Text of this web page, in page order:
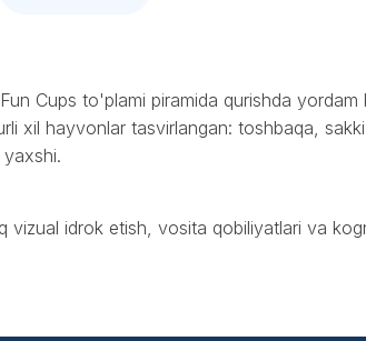
Cups to'plami piramida qurishda
xil hayvonlar tasvirlangan: toshbaqa,
vizual idrok etish, vosita qobiliyatlari va